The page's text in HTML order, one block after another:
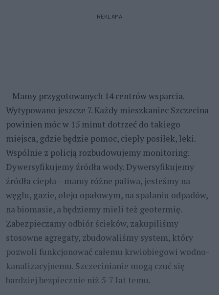
REKLAMA
– Mamy przygotowanych 14 centrów wsparcia.
Wytypowano jeszcze 7. Każdy mieszkaniec Szczecina
powinien móc w 15 minut dotrzeć do takiego
miejsca, gdzie będzie pomoc, ciepły posiłek, leki.
Wspólnie z policją rozbudowujemy monitoring.
Dywersyfikujemy źródła wody. Dywersyfikujemy
źródła ciepła – mamy różne paliwa, jesteśmy na
węglu, gazie, oleju opałowym, na spalaniu odpadów,
na biomasie, a będziemy mieli też geotermię.
Zabezpieczamy odbiór ścieków, zakupiliśmy
stosowne agregaty, zbudowaliśmy system, który
pozwoli funkcjonować całemu krwiobiegowi wodno-
kanalizacyjnemu. Szczecinianie mogą czuć się
bardziej bezpiecznie niż 5-7 lat temu.